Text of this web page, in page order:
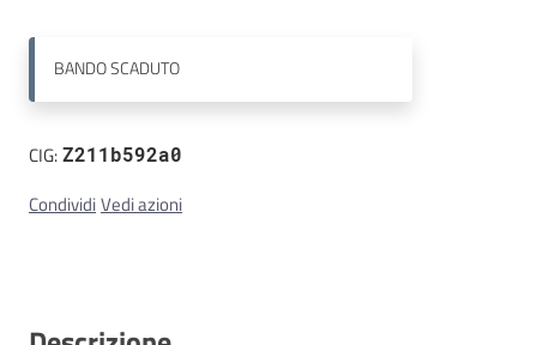
BANDOSCADUTO
CIG:Z211b592a0
CondividiVedi azioni